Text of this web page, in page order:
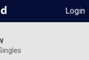
Login